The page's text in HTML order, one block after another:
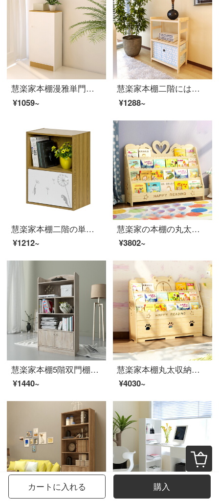
慧楽家本棚漫雅単門収納棚簡易書棚棚棚棚棚白＋水曲柳色11228
¥1059~
慧楽家本棚二階には引き出しロッカーがあります。田園風収納棚のチェイスト本色33011
¥1288~
慧楽家本棚二階の単門プリント本箱ファッション創意層棚棚11287
¥1212~
慧楽家の本棚の丸太が地面に落ちている書棚の学生書は絵本棚の松木置物棚の白鳥の種類の4階の1メートルの幅を広げています。
¥3802~
慧楽家本棚5階双門棚付きドア収納棚フランス香樟木色11331
¥1440~
慧楽家本棚丸太収納棚着地棚松木家の書斎収納棚棚アニメ熊三階バンド幅100 cm
¥4030~
カートに入れる 購入